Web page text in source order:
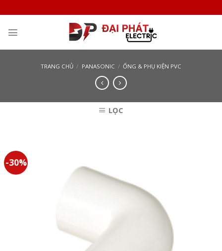
to
content
TRANG CHỦ / PANASONIC / ỐNG & PHỤ KIỆN PVC
LỌC
-30%